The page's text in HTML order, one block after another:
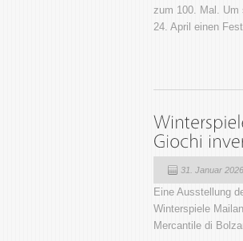
zum 100. Mal. Um
24. April einen
31. Januar 2026
Eine Ausstellung
Winterspiele
Mercantile di